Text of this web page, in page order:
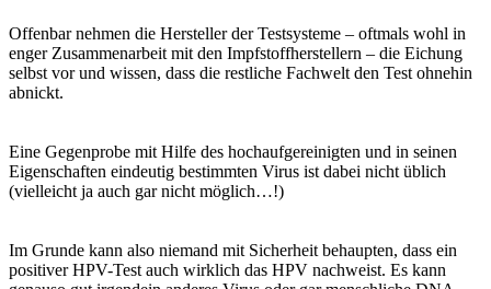
Offenbar nehmen die Hersteller der Testsysteme – oftmals wohl in
enger Zusammenarbeit mit den Impfstoffherstellern – die Eichung
selbst vor und wissen, dass die restliche Fachwelt den Test ohnehin
abnickt.
Eine Gegenprobe mit Hilfe des hochaufgereinigten und in seinen
Eigenschaften eindeutig bestimmten Virus ist dabei nicht üblich
(vielleicht ja auch gar nicht möglich…!)
Im Grunde kann also niemand mit Sicherheit behaupten, dass ein
positiver HPV-Test auch wirklich das HPV nachweist. Es kann